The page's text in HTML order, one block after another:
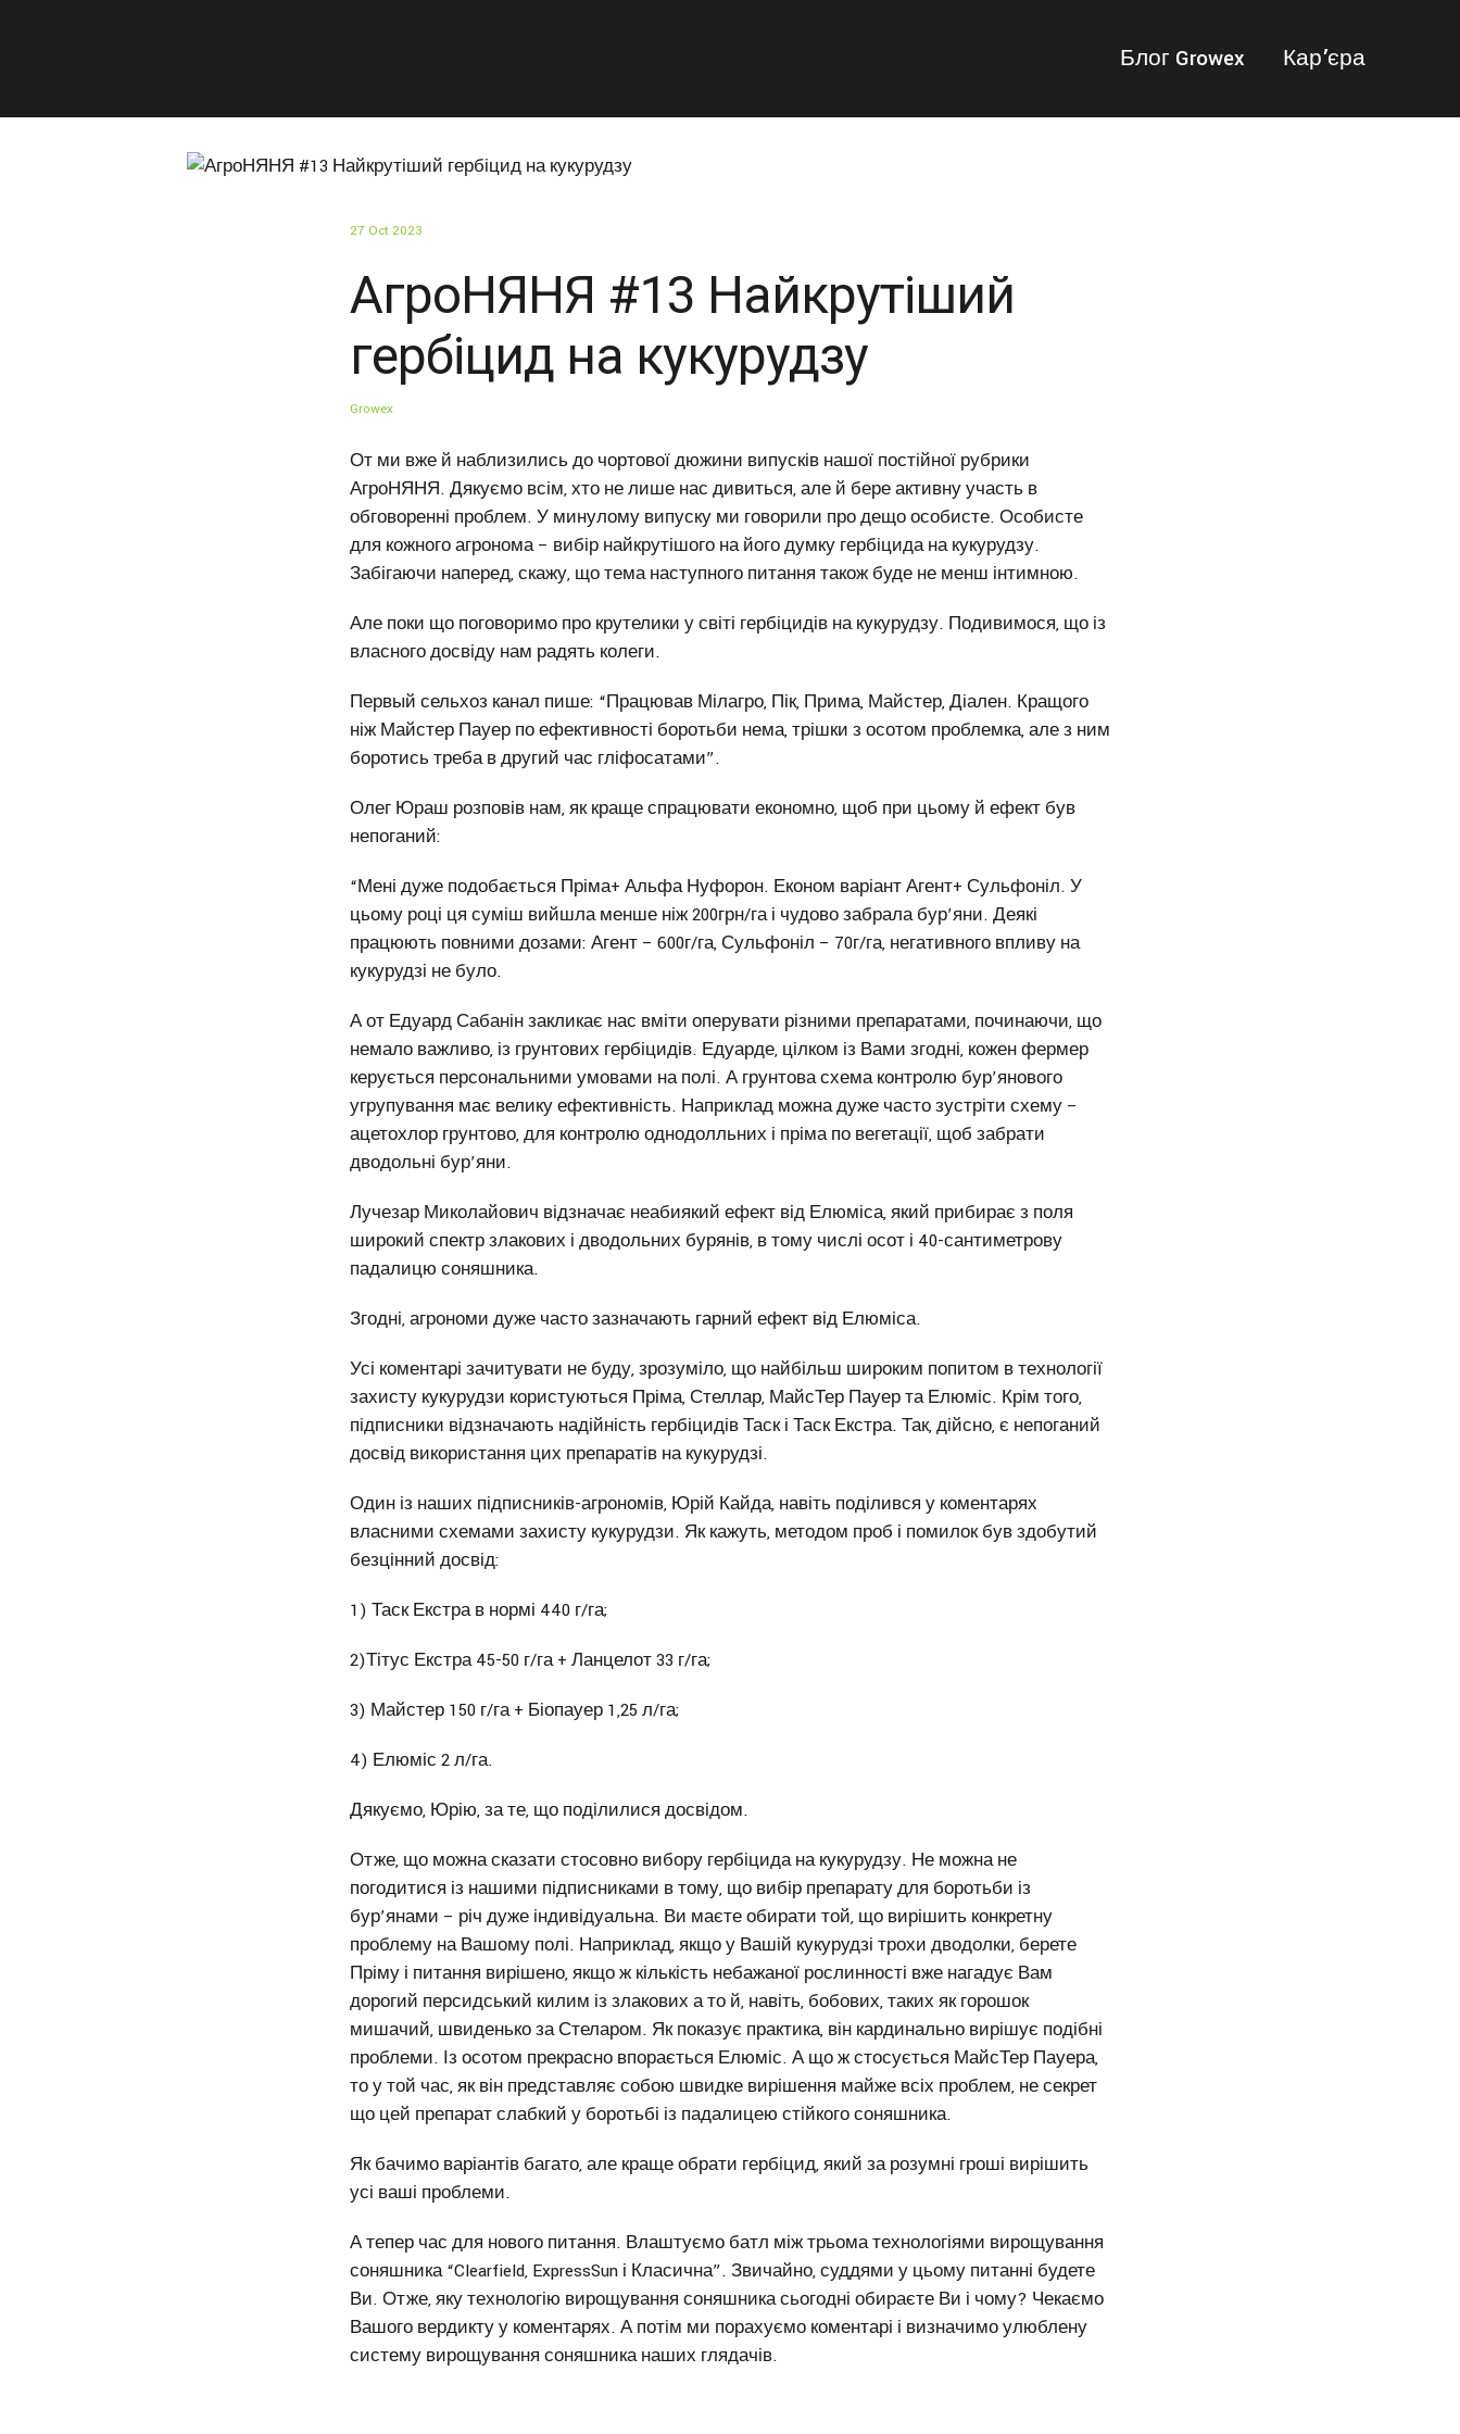
Блог Growex Карʼ єра
27 Oct 2023
АгроНЯНЯ #13 Найкрутіший
гербіцид на кукурудзу
Growex
От ми вже й наблизились до чортової дюжини випусків нашої постійної рубрики
АгроНЯНЯ. Дякуємо всім, хто не лише нас дивиться, але й бере активну участь в
обговоренні проблем. У минулому випуску ми говорили про дещо особисте. Особисте
для кожного агронома – вибір найкрутішого на його думку гербіцида на кукурудзу.
Забігаючи наперед, скажу, що тема наступного питання також буде не менш інтимною.
Але поки що поговоримо про крутелики у світі гербіцидів на кукурудзу. Подивимося, що із
власного досвіду нам радять колеги.
Первый сельхоз канал пише: “Працював Мілагро, Пік, Прима, Майстер, Діален. Кращого
ніж Майстер Пауер по ефективності боротьби нема, трішки з осотом проблемка, але з ним
боротись треба в другий час гліфосатами”.
Олег Юраш розповів нам, як краще спрацювати економно, щоб при цьому й ефект був
непоганий:
“Мені дуже подобається Пріма+ Альфа Нуфорон. Економ варіант Агент+ Сульфоніл. У
цьому році ця суміш вийшла менше ніж 200грн/га і чудово забрала бур’яни. Деякі
працюють повними дозами: Агент – 600г/га, Сульфоніл – 70г/га, негативного впливу на
кукурудзі не було.
А от Едуард Сабанін закликає нас вміти оперувати різними препаратами, починаючи, що
немало важливо, із грунтових гербіцидів. Едуарде, цілком із Вами згодні, кожен фермер
керується персональними умовами на полі. А грунтова схема контролю бур’янового
угрупування має велику ефективність. Наприклад можна дуже часто зустріти схему –
ацетохлор грунтово, для контролю однодолльних і пріма по вегетації, щоб забрати
дводольні бур’яни.
Лучезар Миколайович відзначає неабиякий ефект від Елюміса, який прибирає з поля
широкий спектр злакових і дводольних бурянів, в тому числі осот і 40-сантиметрову
падалицю соняшника.
Згодні, агрономи дуже часто зазначають гарний ефект від Елюміса.
Усі коментарі зачитувати не буду, зрозуміло, що найбільш широким попитом в технології
захисту кукурудзи користуються Пріма, Стеллар, МайсТер Пауер та Елюміс. Крім того,
підписники відзначають надійність гербіцидів Таск і Таск Екстра. Так, дійсно, є непоганий
досвід використання цих препаратів на кукурудзі.
Один із наших підписників-агрономів, Юрій Кайда, навіть поділився у коментарях
власними схемами захисту кукурудзи. Як кажуть, методом проб і помилок був здобутий
безцінний досвід:
1) Таск Екстра в нормі 440 г/га;
2)Тітус Екстра 45-50 г/га + Ланцелот 33 г/га;
3) Майстер 150 г/га + Біопауер 1,25 л/га;
4) Елюміс 2 л/га.
Дякуємо, Юрію, за те, що поділилися досвідом.
Отже, що можна сказати стосовно вибору гербіцида на кукурудзу. Не можна не
погодитися із нашими підписниками в тому, що вибір препарату для боротьби із
бур’янами – річ дуже індивідуальна. Ви маєте обирати той, що вирішить конкретну
проблему на Вашому полі. Наприклад, якщо у Вашій кукурудзі трохи дводолки, берете
Пріму і питання вирішено, якщо ж кількість небажаної рослинності вже нагадує Вам
дорогий персидський килим із злакових а то й, навіть, бобових, таких як горошок
мишачий, швиденько за Стеларом. Як показує практика, він кардинально вирішує подібні
проблеми. Із осотом прекрасно впорається Елюміс. А що ж стосується МайсТер Пауера,
то у той час, як він представляє собою швидке вирішення майже всіх проблем, не секрет
що цей препарат слабкий у боротьбі із падалицею стійкого соняшника.
Як бачимо варіантів багато, але краще обрати гербіцид, який за розумні гроші вирішить
усі ваші проблеми.
А тепер час для нового питання. Влаштуємо батл між трьома технологіями вирощування
соняшника “Clearfield, ExpressSun і Класична”. Звичайно, суддями у цьому питанні будете
Ви. Отже, яку технологію вирощування соняшника сьогодні обираєте Ви і чому? Чекаємо
Вашого вердикту у коментарях. А потім ми порахуємо коментарі і визначимо улюблену
систему вирощування соняшника наших глядачів.